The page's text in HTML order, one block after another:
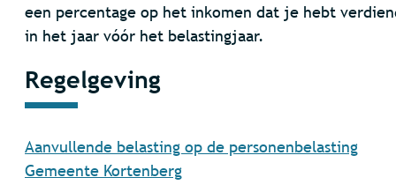
een percentage op het inkomen dat je hebt
in het jaar vóór het belastingjaar.
Regelgeving
Aanvullende belasting op de personenbelasting
Gemeente Kortenberg